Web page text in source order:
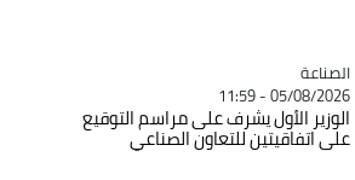
Catégorie
الصناعة
05/08/2026 - 11:59
الوزير الأول يشرف على مراسم التوقيع
على اتفاقيتين للتعاون الصناعي